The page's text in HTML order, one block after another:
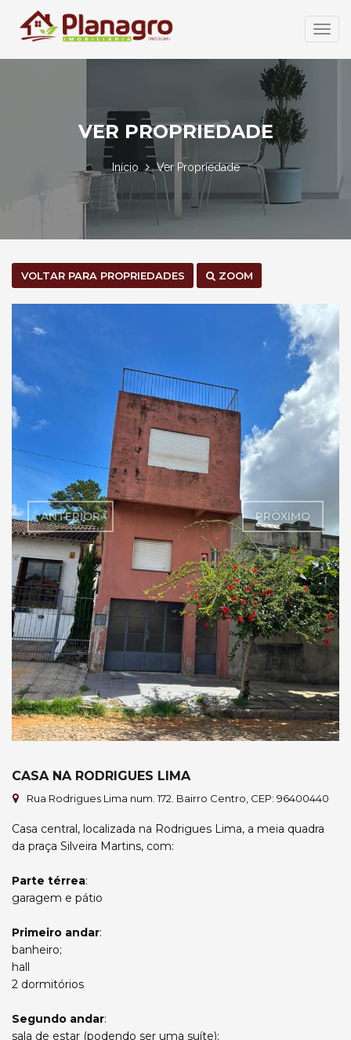
Abrir
VER PROPRIEDADE
Início Ver Propriedade
VOLTAR PARA PROPRIEDADES ZOOM
ANTERIOR PRÓXIMO
CASA NA RODRIGUES LIMA
Rua Rodrigues Lima num. 172. Bairro Centro, CEP: 96400440
Casa central, localizada na Rodrigues Lima, a meia quadra
da praça Silveira Martins, com:
Parte térrea:
garagem e pátio
Primeiro andar:
banheiro;
hall
2 dormitórios
Segundo andar:
sala de estar (podendo ser uma suíte);